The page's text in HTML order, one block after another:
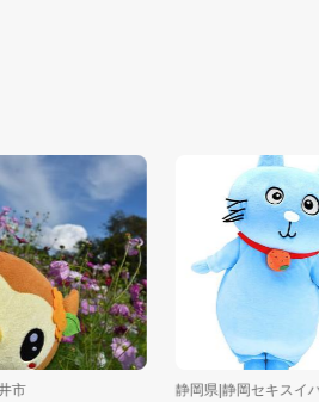
|袋井市 静岡県|静岡セキ